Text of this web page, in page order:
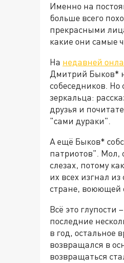
Именно на
больше всего
прекрасными
какие они самые
На недавней
Дмитрий Быков*
собеседников. Но
зеркальца:
друзья и
"сами дураки".
А ещё Быков*
патриотов". Мол,
слезах, потому
их всех изгнал
стране, воюющей
Всё это глупости
последние
в год, остальное
возвращался в
возвращаться